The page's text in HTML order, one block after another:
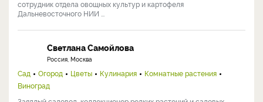
сотрудник отдела овощных культур и картофеля
Дальневосточного НИИ ...
Светлана Самойлова
Россия, Москва
Сад Огород Цветы Кулинария
Комнатные растения
Виноград